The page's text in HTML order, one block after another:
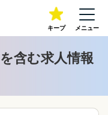
キープ メニュー
含む求人情報